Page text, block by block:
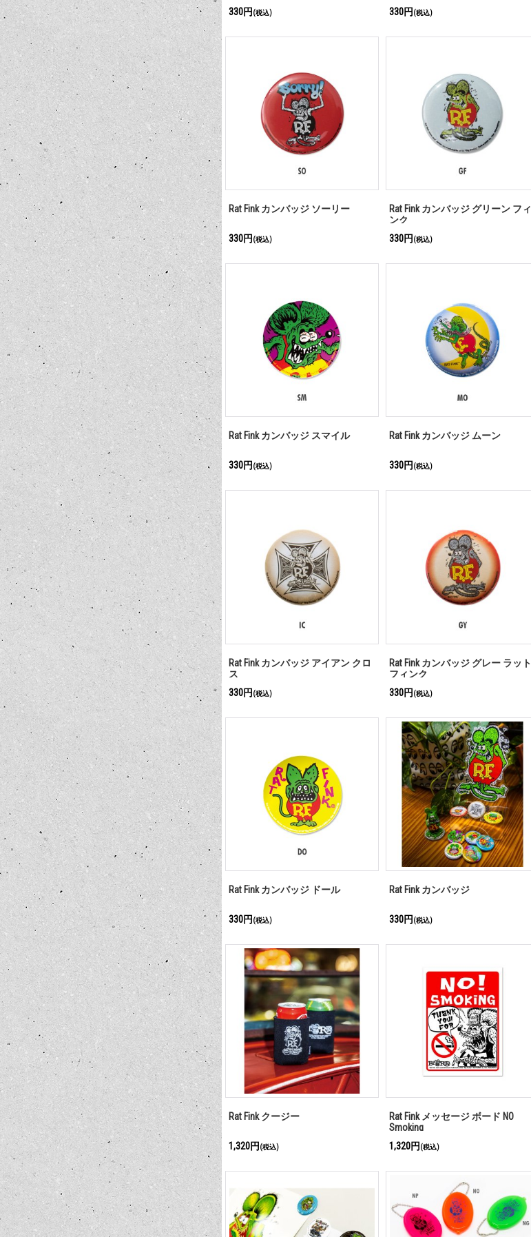
330円 (税込)
330円 (税込)
Rat Fink カンバッジ ソーリー
330円 (税込)
Rat Fink カンバッジ グリーン フィ
ンク
330円 (税込)
Rat Fink カンバッジ スマイル
330円 (税込)
Rat Fink カンバッジ ムーン
330円 (税込)
Rat Fink カンバッジ アイアン クロ
ス
330円(税込)
Rat Fink カンバッジ グレー ラット
フィンク
330円(税込)
Rat Fink カンバッジ ドール
330円 (税込)
Rat Fink カンバッジ
330円 (税込)
Rat Fink クージー
1,320円 (税込)
Rat Fink メッセージ ボード NO
Smoking
1,320円 (税込)